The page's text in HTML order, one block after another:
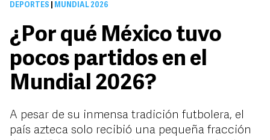
DEPORTES MUNDIAL 2026
¿Por qué México tuvo
pocos partidos en el
Mundial 2026?
A pesar de su inmensa tradición futbolera, el
país azteca solo recibió una pequeña fracción